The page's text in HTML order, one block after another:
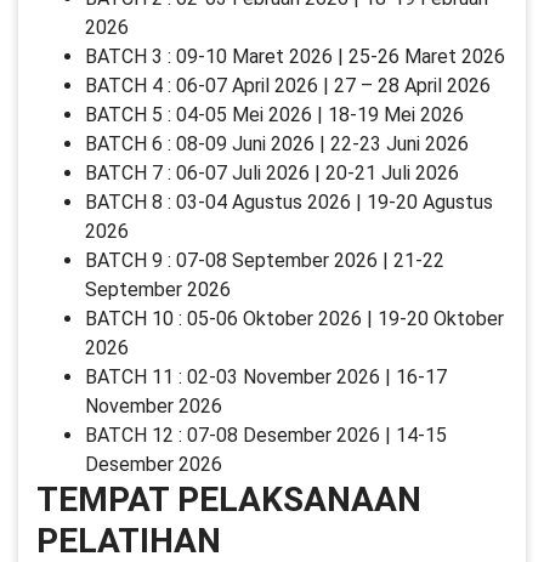
2026
BATCH 3 : 09-10 Maret 2026 | 25-26 Maret 2026
BATCH 4 : 06-07 April 2026 | 27 – 28 April 2026
BATCH 5 : 04-05 Mei 2026 | 18-19 Mei 2026
BATCH 6 : 08-09 Juni 2026 | 22-23 Juni 2026
BATCH 7 : 06-07 Juli 2026 | 20-21 Juli 2026
BATCH 8 : 03-04 Agustus 2026 | 19-20 Agustus
2026
BATCH 9 : 07-08 September 2026 | 21-22
September 2026
BATCH 10 : 05-06 Oktober 2026 | 19-20 Oktober
2026
BATCH 11 : 02-03 November 2026 | 16-17
November 2026
BATCH 12 : 07-08 Desember 2026 | 14-15
Desember 2026
TEMPAT PELAKSANAAN
PELATIHAN